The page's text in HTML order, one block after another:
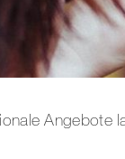
Angebote